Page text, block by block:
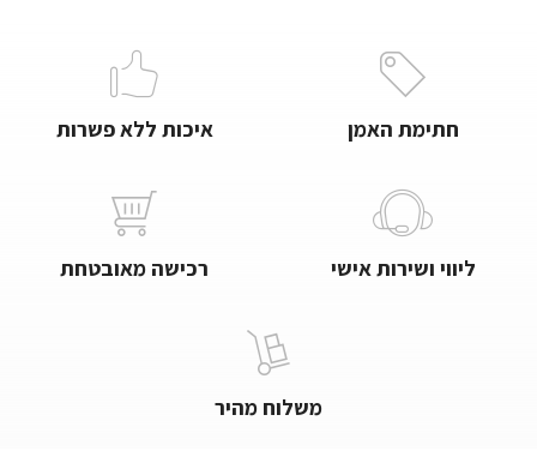
חתימת האמן איכות ללא פשרות
ליווי ושירות אישי רכישה מאובטחת
משלוח מהיר